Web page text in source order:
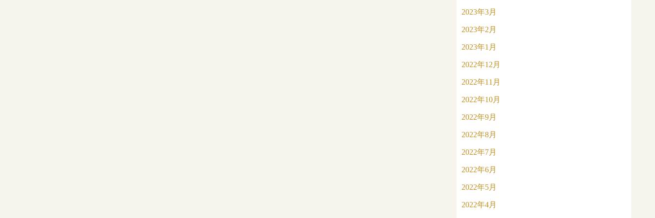
2023年3月
2023年2月
2023年1月
2022年12月
2022年11月
2022年10月
2022年9月
2022年8月
2022年7月
2022年6月
2022年5月
2022年4月